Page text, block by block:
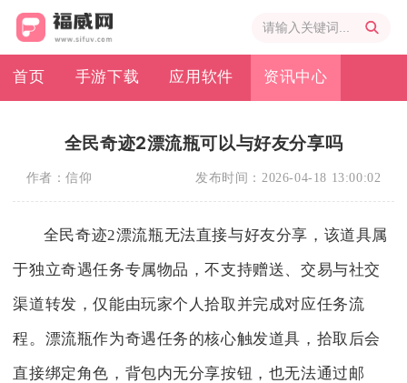
首页 手游下载 应用软件 资讯中心
全民奇迹2漂流瓶可以与好友分享吗
作者：信仰 发布时间： 2026-04-18 13:00:02
全民奇迹2漂流瓶无法直接与好友分享，该道具属
于独立奇遇任务专属物品，不支持赠送、交易与社交
渠道转发，仅能由玩家个人拾取并完成对应任务流
程。漂流瓶作为奇遇任务的核心触发道具，拾取后会
直接绑定角色，背包内无分享按钮，也无法通过邮